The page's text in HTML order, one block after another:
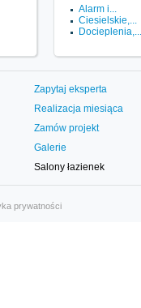
Alarm i...
Ciesielskie,...
Docieplenia,...
Zapytaj eksperta
Realizacja miesiąca
Zamów projekt
Galerie
Salony łazienek
prywatności